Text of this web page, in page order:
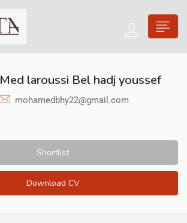
Med laroussi Bel hadj youssef
mohamedbhy22@gmail.com
Shortlist
Download CV